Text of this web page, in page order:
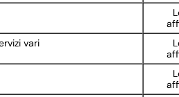
vari